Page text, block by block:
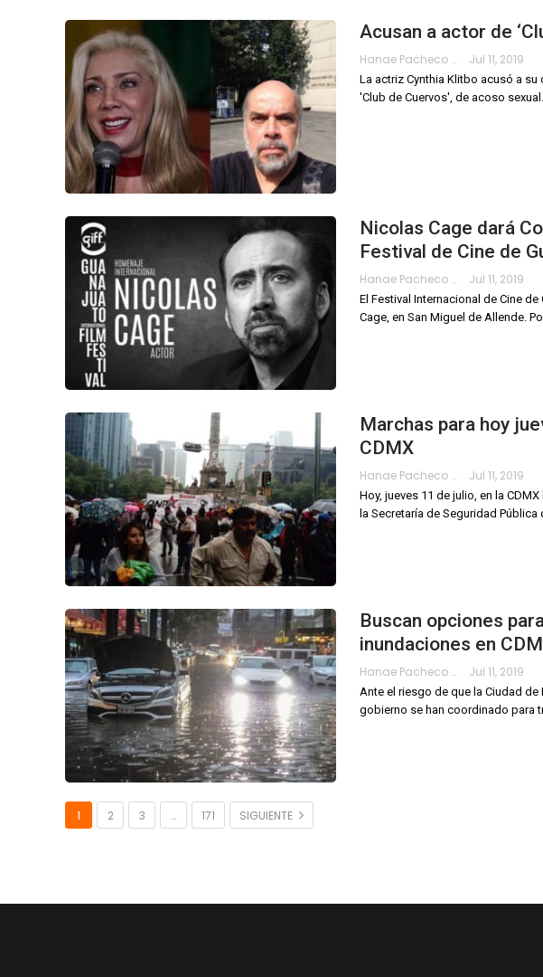
Acusan a actor de
Hanae Pacheco Jul 11, 2019
La actriz Cynthia Klitbo acusó a
'Club de Cuervos', de acoso sexual.
Nicolas Cage dará
Festival de Cine de
Hanae Pacheco Jul 11, 2019
El Festival Internacional de Cine
Cage, en San Miguel de Allende.
Marchas para hoy
CDMX
Hanae Pacheco Jul 11, 2019
Hoy, jueves 11 de julio, en la
la Secretaría de Seguridad
Buscan opciones
inundaciones en
Hanae Pacheco Jul 11, 2019
Ante el riesgo de que la Ciudad
gobierno se han coordinado para
1 2 3 … 171 SIGUIENTE